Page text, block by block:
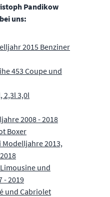
Pandikow
uns:
2015 Benziner
453 Coupe und
2,3l 3,0l
2008 - 2018
Boxer
Modelljahre 2013,
und
- 2019
und Cabriolet